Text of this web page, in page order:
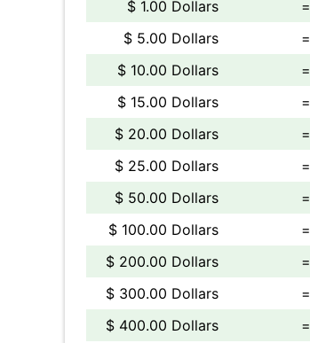
$ 1.00 Dollars =
$ 5.00 Dollars
=
$ 10.00 Dollars
=
$ 15.00 Dollars
=
$ 20.00 Dollars
=
$ 25.00 Dollars
=
$ 50.00 Dollars
=
$ 100.00 Dollars
=
$ 200.00 Dollars
=
$ 300.00 Dollars
=
$ 400.00 Dollars
=